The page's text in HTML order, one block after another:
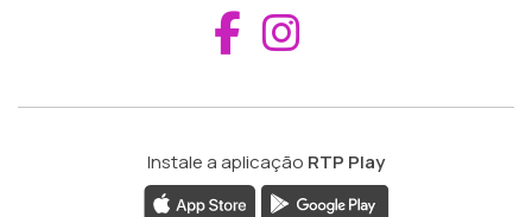
Aceder ao
Instale a aplicação RTP Play